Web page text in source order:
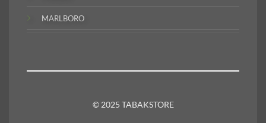
MARLBORO
© 2025 TABAKSTORE